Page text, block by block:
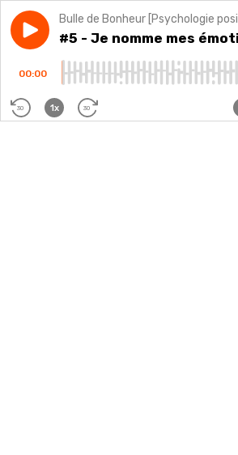
Play episode#5 - Je nomme mes
Bulle de Bonheur [Psychologie
#5 - Je nomme mes
00:00
30 1x 30